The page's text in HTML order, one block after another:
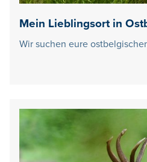
Mein Lieblingsort in
Wir suchen eure